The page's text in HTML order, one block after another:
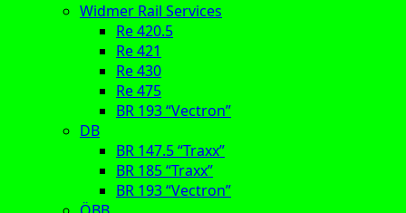
Widmer Rail Services
Re 420.5
Re 421
Re 430
Re 475
BR 193 “Vectron”
DB
BR 147.5 “Traxx”
BR 185 “Traxx”
BR 193 “Vectron”